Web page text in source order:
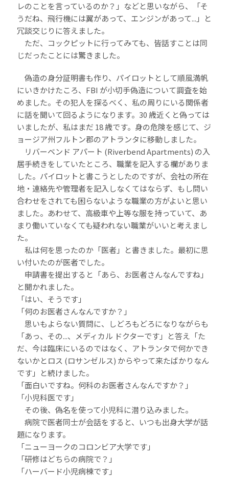
レのことを言っているのか？」などと思いながら、「そ
うだね、飛行機には翼があって、エンジンがあって...」と
冗談交じりに答えました。
ただ、コックピットに行ってみても、皆話すことは同
じだったことには驚きました。
偽造の身分証明書も作り、パイロットとして順風満帆
にいきかけたころ、FBI が小切手偽造について調査を始
めました。その犯人を探るべく、私の周りにいる関係者
に話を聞いて回るようになります。30 歳近くと偽っては
いましたが、私はまだ 18 歳です。身の危険を感じて、ジ
ョージア州フルトン郡のアトランタに移動しました。
リバーベンド アパート (Riverbend Apartments) の入
居手続きをしていたところ、職業を記入する欄がありま
した。パイロットと書こうとしたのですが、会社の所在
地・連絡先や管理者を記入しなくてはならず、もし問い
合わせをされても困らないような職業の方がよいと思い
ました。あわせて、高級車や上等な服を持っていて、あ
まり働いていなくても疑われない職業がいいと考えまし
た。
私は何を思ったのか「医者」と書きました。最初に思
い付いたのが医者でした。
申請書を提出すると「あら、お医者さんなんですね」
と聞かれました。
「はい、そうです」
「何のお医者さんなんですか？」
思いもよらない質問に、しどろもどろになりながらも
「あっ、その...、メディカル ドクターです」と答え「た
だ、今は臨床にいるのではなく、アトランタで何かでき
ないかとロス (ロサンゼルス) からやって来たばかりなん
です」と続けました。
「面白いですね。何科のお医者さんなんですか？」
「小児科医です」
その後、偽名を使って小児科に潜り込みました。
病院で医者同士が会話をすると、いつも出身大学が話
題になります。
「ニューヨークのコロンビア大学です」
「研修はどちらの病院で？」
「ハーバード小児病棟です」